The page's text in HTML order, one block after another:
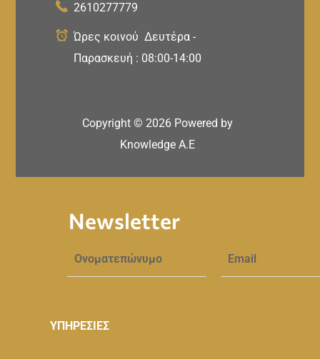
2610277779
Ώρες κοινού Δευτέρα -
Παρασκευή : 08:00-14:00
Copyright © 2026 Powered by
Knowledge A.E
Newsletter
ΥΠΗΡΕΣΙΕΣ